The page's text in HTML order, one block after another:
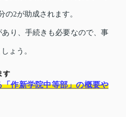
の2が助成されます。
り、手続きも必要なので、事
ょう。
す
作新学院中等部」の概要や